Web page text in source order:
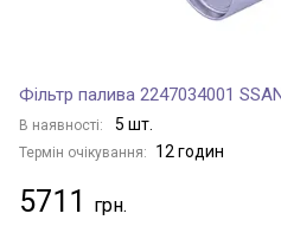
Фільтр палива 2247034001
В наявності: 5 шт.
Термін очікування: 12 годин
5711